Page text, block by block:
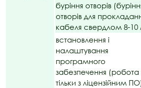
буріння отворів
отворів для
кабеля свердлом 8-
встановлення і
налаштування
програмного
забезпечення (робота
тільки з ліцензійним